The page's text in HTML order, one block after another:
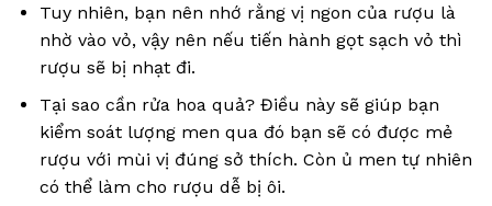
Tuy nhiên, bạn nên nhớ rằng vị ngon của rượu là
nhờ vào vỏ, vậy nên nếu tiến hành gọt sạch vỏ thì
rượu sẽ bị nhạt đi.
Tại sao cần rửa hoa quả? Điều này sẽ giúp bạn
kiểm soát lượng men qua đó bạn sẽ có được mẻ
rượu với mùi vị đúng sở thích. Còn ủ men tự nhiên
có thể làm cho rượu dễ bị ôi.